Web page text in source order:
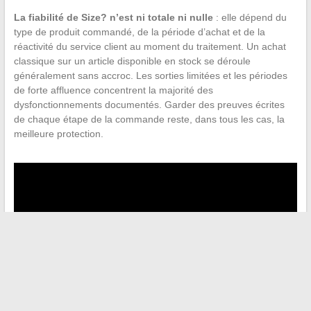
La fiabilité de Size? n’est ni totale ni nulle: elle dépend du
type de produit commandé, de la période d’achat et de la
réactivité du service client au moment du traitement. Un achat
classique sur un article disponible en stock se déroule
généralement sans accroc. Les sorties limitées et les périodes
de forte affluence concentrent la majorité des
dysfonctionnements documentés. Garder des preuves écrites
de chaque étape de la commande reste, dans tous les cas, la
meilleure protection.